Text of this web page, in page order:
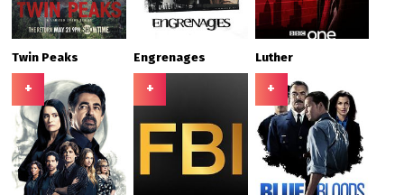
Twin Peaks Engrenages Luther
+ + +